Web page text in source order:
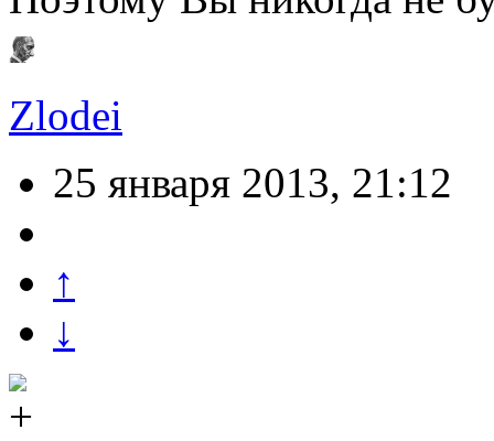
Zlodei
25 января 2013, 21:12
↑
↓